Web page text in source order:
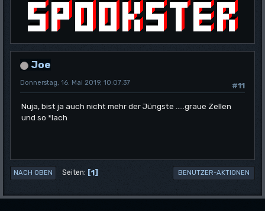
Joe
#11
Donnerstag, 16. Mai 2019, 10:07:37
Nuja, bist ja auch nicht mehr der Jüngste .....graue Zellen
und so *lach
NACH OBEN Seiten 1 BENUTZER-AKTIONEN